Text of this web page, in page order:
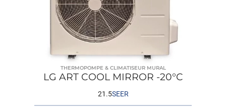
THERMOPOMPE & CLIMATISEUR MURAL
LG ART COOL MIRROR -20°C
21.5SEER